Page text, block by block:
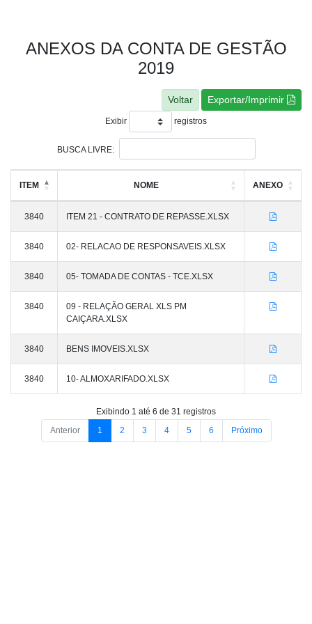
ANEXOS DA CONTA DE GESTÃO
2019
Exportar/Imprimir
Exibir registros
BUSCA LIVRE:
ITEM NOME ANEXO
3840 ITEM 21 - CONTRATO DE REPASSE.XLSX
3840 02- RELACAO DE RESPONSAVEIS.XLSX
3840 05- TOMADA DE CONTAS - TCE.XLSX
3840
09 - RELAÇÃO GERAL XLS PM
CAIÇARA.XLSX
3840 BENS IMOVEIS.XLSX
3840 10- ALMOXARIFADO.XLSX
Exibindo 1 até 6 de 31 registros
Anterior
1 2 3 4 5 6 Próximo